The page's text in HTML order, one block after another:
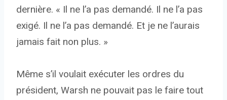
dernière. « Il ne l’a pas demandé. Il ne l’a pas
exigé. Il ne l’a pas demandé. Et je ne l’aurais
jamais fait non plus. »
Même s’il voulait exécuter les ordres du
président, Warsh ne pouvait pas le faire tout